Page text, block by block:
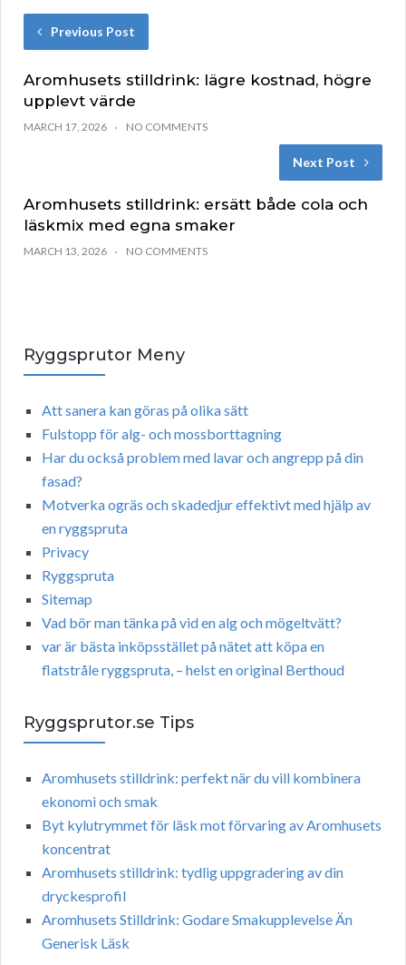
Previous Post
Aromhusets stilldrink: lägre kostnad, högre
upplevt värde
MARCH 17, 2026 NO COMMENTS
Next Post
Aromhusets stilldrink: ersätt både cola och
läskmix med egna smaker
MARCH 13, 2026 NO COMMENTS
Ryggsprutor Meny
Att sanera kan göras på olika sätt
Fulstopp för alg- och mossborttagning
Har du också problem med lavar och angrepp på din
fasad?
Motverka ogräs och skadedjur effektivt med hjälp av
en ryggspruta
Privacy
Ryggspruta
Sitemap
Vad bör man tänka på vid en alg och mögeltvätt?
var är bästa inköpsstället på nätet att köpa en
flatstråle ryggspruta, – helst en original Berthoud
Ryggsprutor.se Tips
Aromhusets stilldrink: perfekt när du vill kombinera
ekonomi och smak
Byt kylutrymmet för läsk mot förvaring av Aromhusets
koncentrat
Aromhusets stilldrink: tydlig uppgradering av din
dryckesprofil
Aromhusets Stilldrink: Godare Smakupplevelse Än
Generisk Läsk